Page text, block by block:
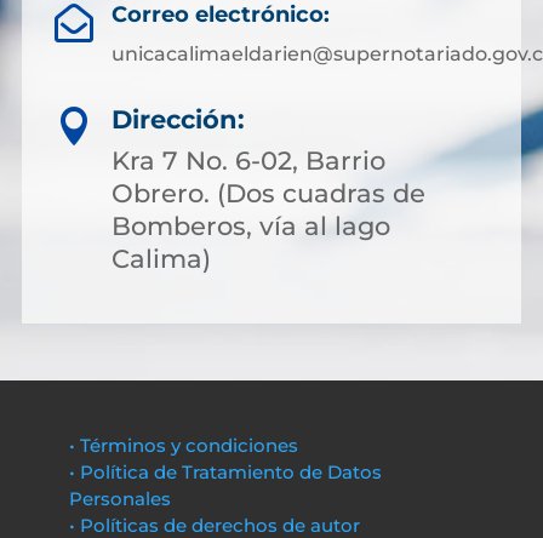
 Correo electrónico:

Dirección:
Kra 7 No. 6-02, Barrio
Obrero. (Dos cuadras de
Bomberos, vía al lago
Calima)
• Términos y condiciones
• Política de Tratamiento de Datos
Personales
• Políticas de derechos de autor